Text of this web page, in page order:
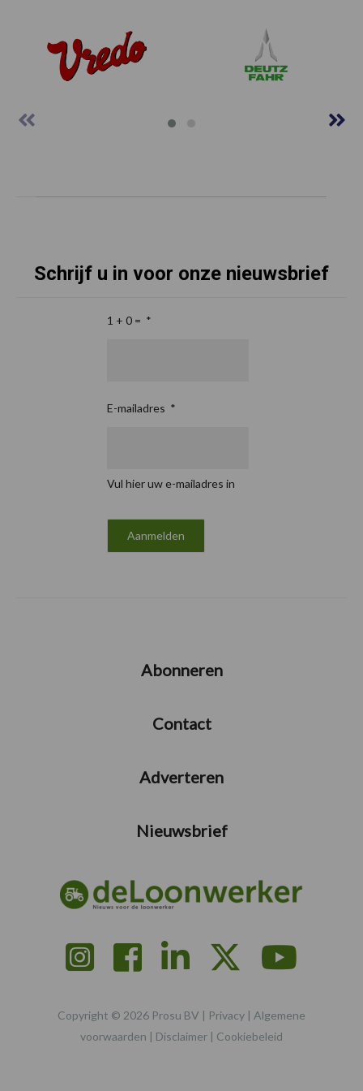
Schrijf u in voor onze nieuwsbrief
1 + 0 = *
E-mailadres *
Vul hier uw e-mailadres in
Abonneren
Contact
Adverteren
Nieuwsbrief
Copyright © 2026 Prosu BV | Privacy
Algemene
voorwaarden
Disclaimer Cookiebeleid